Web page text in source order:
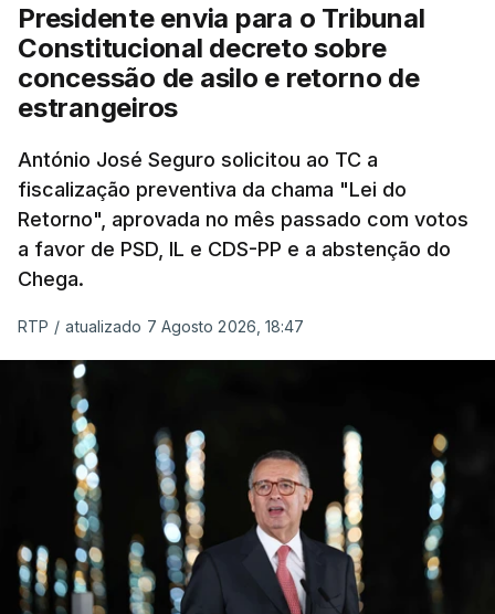
"Sempre que seja possível reduzir burocracias,
eliminar sobreposições e garantir que os apoios
chegam a quem mais necessita, estaremos a dar
um passo na direção certa", argumenta o
Presidente da República.
Assegurar que "ninguém é
prejudicado"
O Preisdente deixa, no entanto, deixa alguns
avisos:uma reforma desta dimensão "deve ter
como primeiro critério a proteção das pessoas"
e "nenhum processo de simplificação pode
traduzir-se numa diminuição da proteção
social".
António José Seguro vinca que se
deverá
Presidente envia para o Tribunal
Constitucional decreto sobre
concessão de asilo e retorno de
estrangeiros
António José Seguro solicitou ao TC a
fiscalização preventiva da chama "Lei do
Retorno", aprovada no mês passado com votos
a favor de PSD, IL e CDS-PP e a abstenção do
Chega.
RTP / atualizado 7 Agosto 2026, 18:47